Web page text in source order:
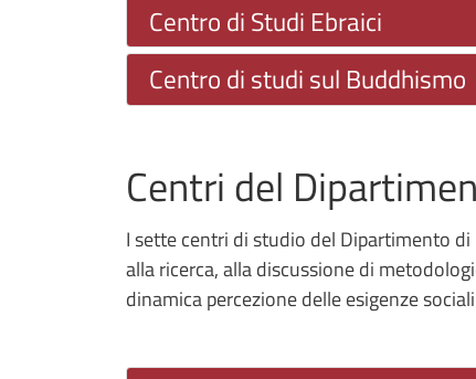
Centro di Studi Ebraici
Centro di studi sul Buddhismo
Centri del
I sette centri di studio del Dipartimento
alla ricerca, alla discussione di
dinamica percezione delle esigenze